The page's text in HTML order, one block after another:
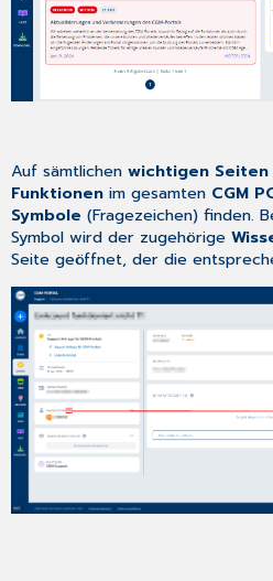
Auf sämtlichenwichtigen Seiten
Funktionen im gesamten CGM
Symbole (Fragezeichen) finden.
Symbol wird der zugehörige
Seite geöffnet, der die